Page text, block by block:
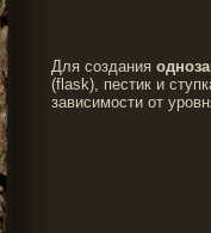
Для создания
(flask), пестик и
зависимости от